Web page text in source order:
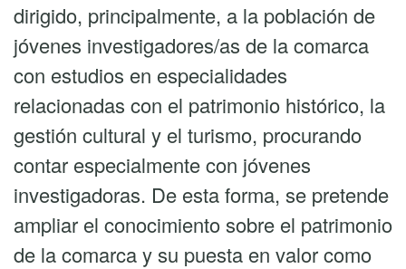
dirigido, principalmente, a la población de
jóvenes investigadores/as de la comarca
con estudios en especialidades
relacionadas con el patrimonio histórico, la
gestión cultural y el turismo, procurando
contar especialmente con jóvenes
investigadoras. De esta forma, se pretende
ampliar el conocimiento sobre el patrimonio
de la comarca y su puesta en valor como